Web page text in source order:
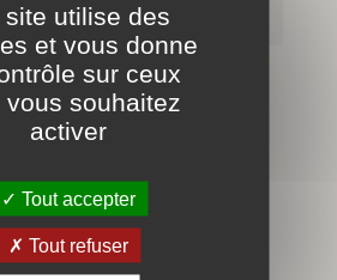
Paiement sécurisé
PLUS
INGRÉDIENTS
site utilise des
et vous donne
sur ceux
vous souhaitez
activer
Tout accepter
Tout refuser